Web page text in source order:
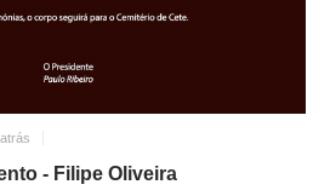
- Filipe Oliveira